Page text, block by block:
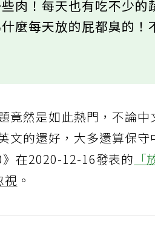
肉！每天也有吃不少的
麼每天放的屁都臭的！
竟然是如此熱門，不論
文的還好，大多還算保
在2020-12-16發表的「
視 。